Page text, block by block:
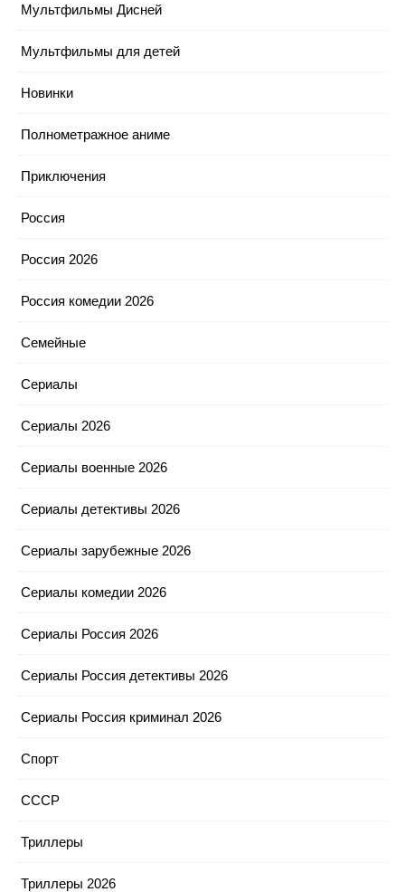
Мультфильмы Дисней
Мультфильмы для детей
Новинки
Полнометражное аниме
Приключения
Россия
Россия 2026
Россия комедии 2026
Семейные
Сериалы
Сериалы 2026
Сериалы военные 2026
Сериалы детективы 2026
Сериалы зарубежные 2026
Сериалы комедии 2026
Сериалы Россия 2026
Сериалы Россия детективы 2026
Сериалы Россия криминал 2026
Спорт
СССР
Триллеры
Триллеры 2026